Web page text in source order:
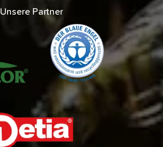
Unsere Partner